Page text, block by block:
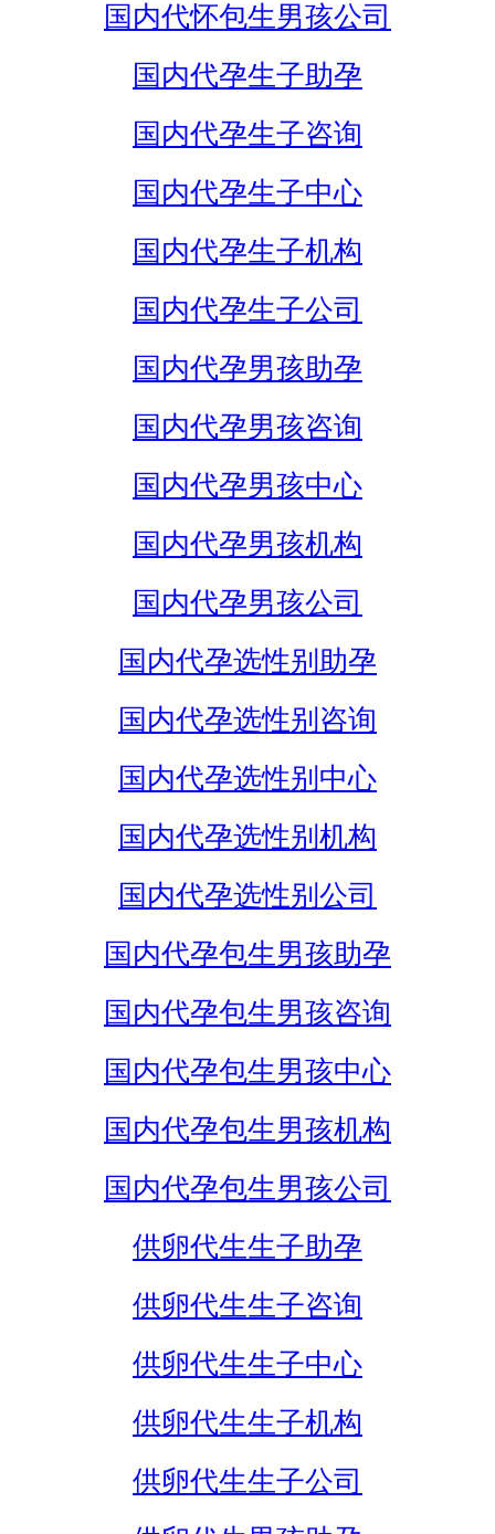
国内代怀包生男孩公司
国内代孕生子助孕
国内代孕生子咨询
国内代孕生子中心
国内代孕生子机构
国内代孕生子公司
国内代孕男孩助孕
国内代孕男孩咨询
国内代孕男孩中心
国内代孕男孩机构
国内代孕男孩公司
国内代孕选性别助孕
国内代孕选性别咨询
国内代孕选性别中心
国内代孕选性别机构
国内代孕选性别公司
国内代孕包生男孩助孕
国内代孕包生男孩咨询
国内代孕包生男孩中心
国内代孕包生男孩机构
国内代孕包生男孩公司
供卵代生生子助孕
供卵代生生子咨询
供卵代生生子中心
供卵代生生子机构
供卵代生生子公司